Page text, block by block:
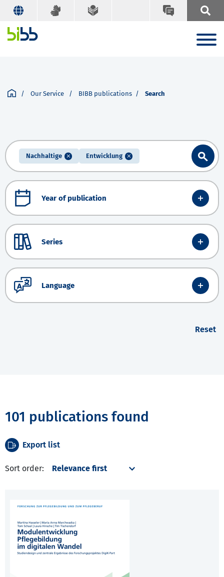
Our Service BIBB publications Search
Nachhaltige Entwicklung
Year of publication
Series
Language
Reset
101 publications found
Export list
Sort order: